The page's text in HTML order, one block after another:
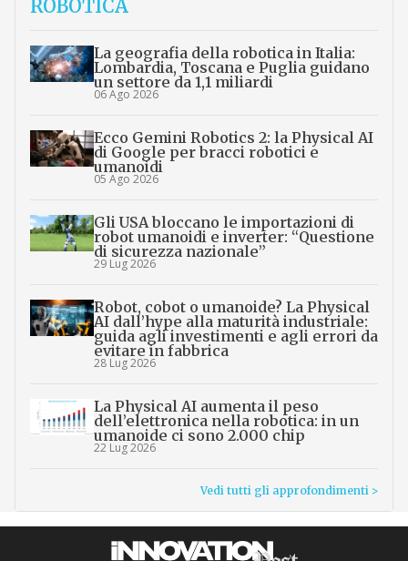
ROBOTICA
La geografia della robotica in Italia:
Lombardia, Toscana e Puglia guidano
un settore da 1,1 miliardi
06 Ago 2026
Ecco Gemini Robotics 2: la Physical AI
di Google per bracci robotici e
umanoidi
05 Ago 2026
Gli USA bloccano le importazioni di
robot umanoidi e inverter: “Questione
di sicurezza nazionale”
29 Lug 2026
Robot, cobot o umanoide? La Physical
AI dall’hype alla maturità industriale:
guida agli investimenti e agli errori da
evitare in fabbrica
28 Lug 2026
La Physical AI aumenta il peso
dell’elettronica nella robotica: in un
umanoide ci sono 2.000 chip
22 Lug 2026
Vedi tutti gli approfondimenti >